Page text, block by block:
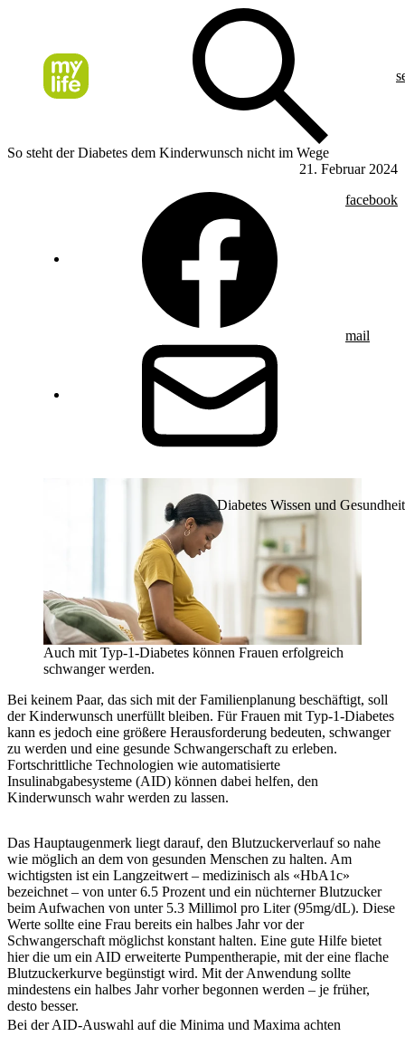
So steht der Diabetes dem Kinderwunsch nicht im Wege
21. Februar 2024
facebook
mail
Diabetes Wissen und Gesundheit
Auch mit Typ-1-Diabetes können Frauen erfolgreich
schwanger werden.
Bei keinem Paar, das sich mit der Familienplanung beschäftigt, soll
der Kinderwunsch unerfüllt bleiben. Für Frauen mit Typ-1-Diabetes
kann es jedoch eine größere Herausforderung bedeuten, schwanger
zu werden und eine gesunde Schwangerschaft zu erleben.
Fortschrittliche Technologien wie automatisierte
Insulinabgabesysteme (AID) können dabei helfen, den
Kinderwunsch wahr werden zu lassen.
Das Hauptaugenmerk liegt darauf, den Blutzuckerverlauf so nahe
wie möglich an dem von gesunden Menschen zu halten. Am
wichtigsten ist ein Langzeitwert – medizinisch als «HbA1c»
bezeichnet – von unter 6.5 Prozent und ein nüchterner Blutzucker
beim Aufwachen von unter 5.3 Millimol pro Liter (95mg/dL). Diese
Werte sollte eine Frau bereits ein halbes Jahr vor der
Schwangerschaft möglichst konstant halten. Eine gute Hilfe bietet
hier die um ein AID erweiterte Pumpentherapie, mit der eine flache
Blutzuckerkurve begünstigt wird. Mit der Anwendung sollte
mindestens ein halbes Jahr vorher begonnen werden – je früher,
desto besser.
Bei der AID-Auswahl auf die Minima und Maxima achten